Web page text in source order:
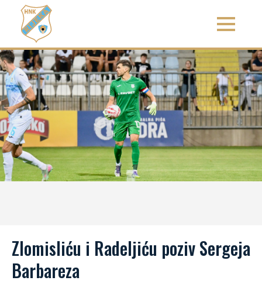
Zlomisliću i Radeljiću poziv Sergeja
Barbareza